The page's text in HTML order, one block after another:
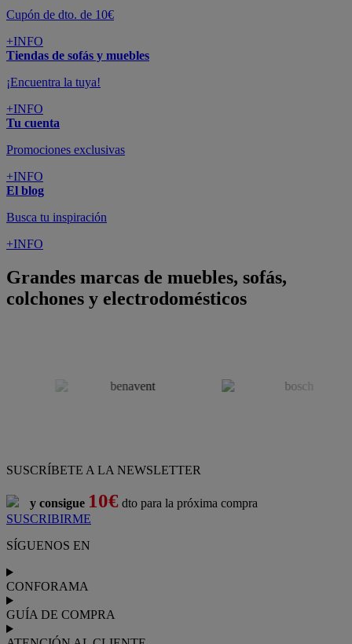
Cupón de dto. de 10€
+INFO
Tiendas de sofás y muebles
¡Encuentra la tuya!
+INFO
Tu cuenta
Promociones exclusivas
+INFO
El blog
Busca tu inspiración
+INFO
Grandes marcas de muebles, sofás,
colchones y electrodomésticos
SUSCRÍBETE A LA NEWSLETTER
y consigue 10€ dto para la próxima compra
SUSCRIBIRME
SÍGUENOS EN
CONFORAMA
GUÍA DE COMPRA